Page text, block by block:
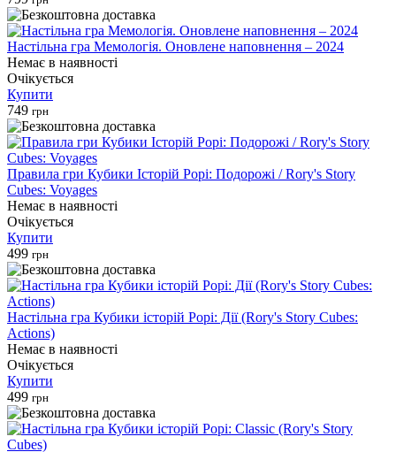
Настільна гра Мемологія. Оновлене наповнення – 2024
Немає в наявності
Очікується
Купити
749 грн
Правила гри Кубики Історій Рорі: Подорожі / Rory's Story
Cubes: Voyages
Немає в наявності
Очікується
Купити
499 грн
Настільна гра Кубики історій Рорі: Дії (Rory's Story Cubes:
Actions)
Немає в наявності
Очікується
Купити
499 грн